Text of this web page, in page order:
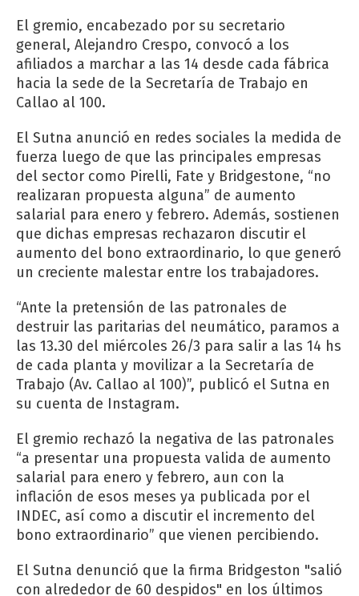
El gremio, encabezado por su secretario
general, Alejandro Crespo, convocó a los
afiliados a marchar a las 14 desde cada fábrica
hacia la sede de la Secretaría de Trabajo en
Callao al 100.
El Sutna anunció en redes sociales la medida de
fuerza luego de que las principales empresas
del sector como Pirelli, Fate y Bridgestone, “no
realizaran propuesta alguna” de aumento
salarial para enero y febrero. Además, sostienen
que dichas empresas rechazaron discutir el
aumento del bono extraordinario, lo que generó
un creciente malestar entre los trabajadores.
“Ante la pretensión de las patronales de
destruir las paritarias del neumático, paramos a
las 13.30 del miércoles 26/3 para salir a las 14 hs
de cada planta y movilizar a la Secretaría de
Trabajo (Av. Callao al 100)”, publicó el Sutna en
su cuenta de Instagram.
El gremio rechazó la negativa de las patronales
“a presentar una propuesta valida de aumento
salarial para enero y febrero, aun con la
inflación de esos meses ya publicada por el
INDEC, así como a discutir el incremento del
bono extraordinario” que vienen percibiendo.
El Sutna denunció que la firma Bridgeston "salió
con alrededor de 60 despidos" en los últimos